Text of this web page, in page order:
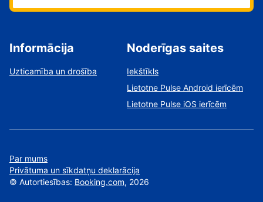
Informācija
Uzticamība un drošība
Noderīgas saites
Iekštīkls
Lietotne Pulse Android ierīcēm
Lietotne Pulse iOS ierīcēm
Par mums
Privātuma un sīkdatņu deklarācija
© Autortiesības: Booking.com, 2026